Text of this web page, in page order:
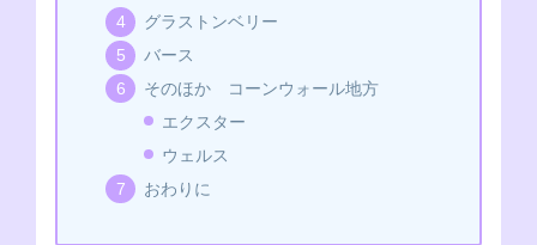
グラストンベリー
バース
そのほか コーンウォール地方
エクスター
ウェルス
おわりに